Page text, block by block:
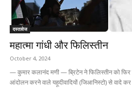
दस्तावेज
महात्मा गांधी और फिलिस्तीन
October 4, 2024
— कुमार कलानंद मणी — ब्रिटेन ने फिलिस्तीन को फिर
आंदोलन करने वाले यहूदीवादियों (जिआनिस्टो) से वादे